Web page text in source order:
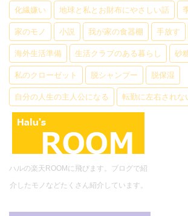
化繊嫌い 地球と私とお財布にやさしい話
家のモノ 小説 我が家の食器棚 手放す
海外生活準備 生活クラブのある暮らし 砂
私のクローゼット 脱シャンプー 脱保湿
自分の人生の主人公になる 転勤に左右されな
ハルの楽天ROOMに飛びます。ブログで紹
介したモノなどたくさん紹介しています。